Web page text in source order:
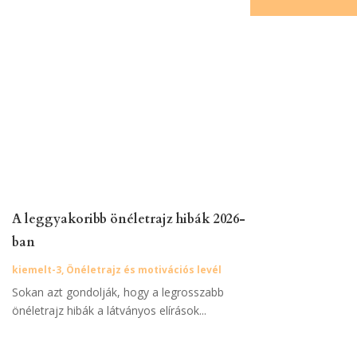
A leggyakoribb önéletrajz hibák 2026-
ban
kiemelt-3, Önéletrajz és motivációs levél
Sokan azt gondolják, hogy a legrosszabb
önéletrajz hibák a látványos elírások...